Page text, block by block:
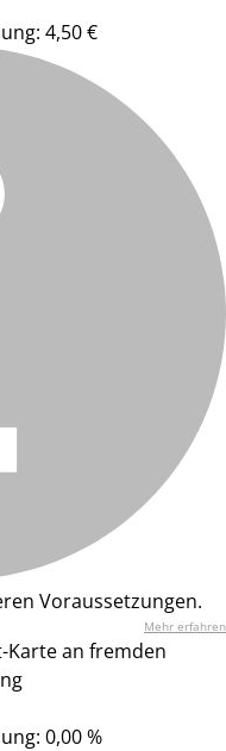
4,50 €
Voraussetzungen.
Mehr erfahren
Karte an fremden
0,00 %